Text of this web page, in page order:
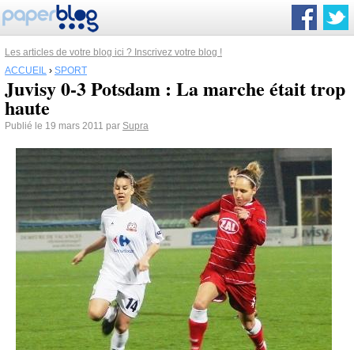
Les articles de votre blog ici ? Inscrivez votre blog !
ACCUEIL › SPORT
Juvisy 0-3 Potsdam : La marche était trop
haute
Publié le 19 mars 2011 par Supra